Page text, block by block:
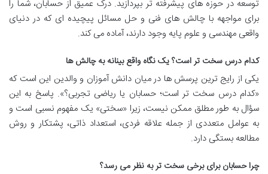
توسعه در حوزه های پیشرفته تر بپردازید. درک عمیق از حسابان، شما را
برای مواجهه با چالش های فنی و حل مسائل پیچیده ای که در دنیای
واقعی مهندسی و علوم پایه وجود دارند، آماده می کند.
کدام درس سخت تر است؟ یک نگاه واقع بینانه به چالش ها
یکی از رایج ترین پرسش ها در میان دانش آموزان و والدین این است که
«کدام درس سخت تر است؛ حسابان یا ریاضی تجربی؟». پاسخ به این
سؤال به طور مطلق ممکن نیست، زیرا «سختی» یک مفهوم نسبی است و
به عوامل متعددی از جمله علاقه فردی، استعداد ذاتی، پشتکار و روش
مطالعه بستگی دارد.
چرا حسابان برای برخی سخت تر به نظر می رسد؟